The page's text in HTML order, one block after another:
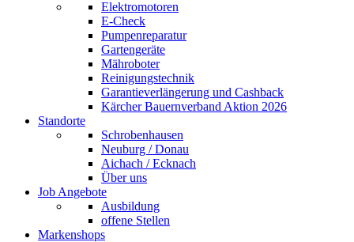
Elektromotoren
E-Check
Pumpenreparatur
Gartengeräte
Mähroboter
Reinigungstechnik
Garantieverlängerung und Cashback
Kärcher Bauernverband Aktion 2026
Standorte
Schrobenhausen
Neuburg / Donau
Aichach / Ecknach
Über uns
Job Angebote
Ausbildung
offene Stellen
Markenshops